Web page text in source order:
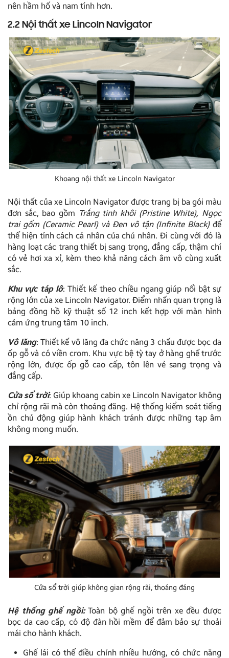
nên hầm hố và nam tính hơn.
2.2 Nội thất xe Lincoln Navigator
Khoang nội thất xe Lincoln Navigator
Nội thất của xe Lincoln Navigator được trang bị ba gói màu
đơn sắc, bao gồm Trắng tinh khôi (Pristine White), Ngọc
trai gốm (Ceramic Pearl) và Đen vô tận (Infinite Black)để
thể hiện tính cách cá nhân của chủ nhân. Đi cùng với đó là
hàng loạt các trang thiết bị sang trọng, đẳng cấp, thậm chí
có vẻ hơi xa xỉ, kèm theo khả năng cách âm vô cùng xuất
sắc.
Khu vực táp lô: Thiết kế theo chiều ngang giúp nổi bật sự
rộng lớn của xe Lincoln Navigator. Điểm nhấn quan trọng là
bảng đồng hồ kỹ thuật số 12 inch kết hợp với màn hình
cảm ứng trung tâm 10 inch.
Vô lăng: Thiết kế vô lăng đa chức năng 3 chấu được bọc da
ốp gỗ và có viền crom. Khu vực bệ tỳ tay ở hàng ghế trước
rộng lớn, được ốp gỗ cao cấp, tôn lên vẻ sang trọng và
đẳng cấp.
Cửa sổ trời: Giúp khoang cabin xe Lincoln Navigator không
chỉ rộng rãi mà còn thoáng đãng. Hệ thống kiểm soát tiếng
ồn chủ động giúp hành khách tránh được những tạp âm
không mong muốn.
Cửa sổ trời giúp không gian rộng rãi, thoáng đáng
Hệ thống ghế ngồi:Toàn bộ ghế ngồi trên xe đều được
bọc da cao cấp, có độ đàn hồi mềm để đảm bảo sự thoải
mái cho hành khách.
Ghế lái có thể điều chỉnh nhiều hướng, có chức năng